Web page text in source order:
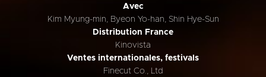
Avec
Kim Myung-min, Byeon Yo-han, Shin Hye-Sun
Distribution France
Kinovista
Ventes internationales, festivals
Finecut Co., Ltd